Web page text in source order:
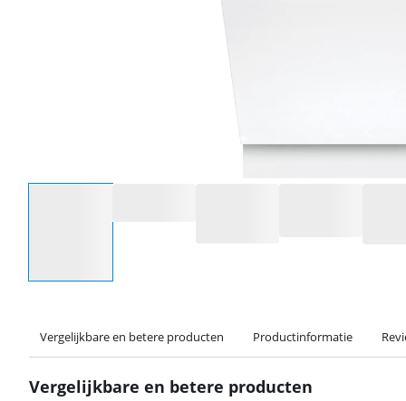
Vergelijkbare en betere producten Productinformatie
Vergelijkbare en betere producten